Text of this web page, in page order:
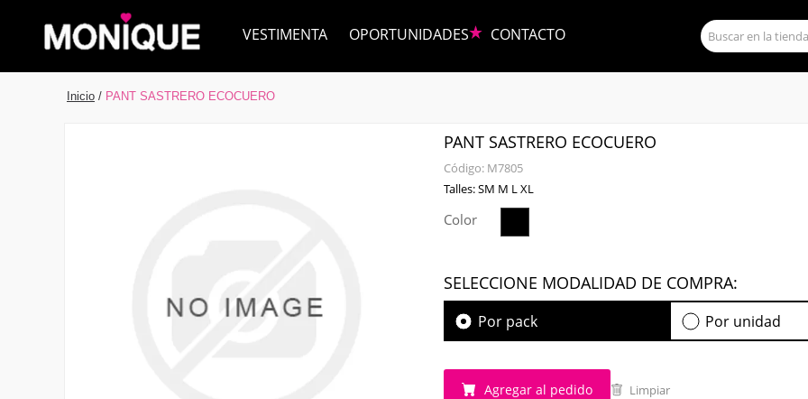
VESTIMENTA OPORTUNIDADES CONTACTO
Inicio / PANT SASTRERO ECOCUERO
PANT SASTRERO ECOCUERO
Código: M7805
Talles: SM M L XL
Color
SELECCIONE MODALIDAD DE COMPRA:
Por pack Por unidad
Agregar al pedido Limpiar